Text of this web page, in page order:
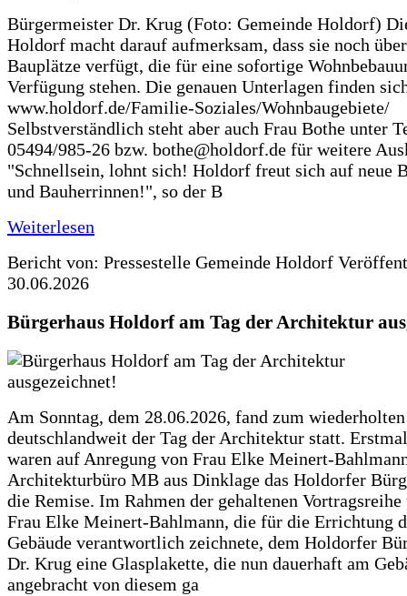
Bürgermeister Dr. Krug (Foto: Gemeinde Holdorf)
Holdorf macht darauf aufmerksam, dass sie noch
Bauplätze verfügt, die für eine sofortige
Verfügung stehen. Die genauen Unterlagen finden
www.holdorf.de/Familie-Soziales/Wohnbaugebiete/
Selbstverständlich steht aber auch Frau Bothe unter
05494/985-26 bzw. bothe@holdorf.de für weitere
"Schnellsein, lohnt sich! Holdorf freut sich auf neue
und Bauherrinnen!", so der B
Weiterlesen
Bericht von: Pressestelle Gemeinde Holdorf
30.06.2026
Bürgerhaus Holdorf am Tag der Architektur
Am Sonntag, dem 28.06.2026, fand zum
deutschlandweit der Tag der Architektur statt.
waren auf Anregung von Frau Elke Meinert-
Architekturbüro MB aus Dinklage das Holdorfer
die Remise. Im Rahmen der gehaltenen
Frau Elke Meinert-Bahlmann, die für die Errichtung
Gebäude verantwortlich zeichnete, dem Holdorfer
Dr. Krug eine Glasplakette, die nun dauerhaft am
angebracht von diesem ga